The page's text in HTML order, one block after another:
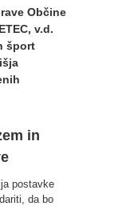
Občine
v.d.
šport
in
postavke
da bo